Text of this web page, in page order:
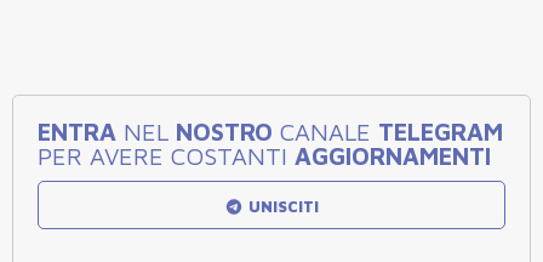
ENTRA NEL NOSTRO CANALE TELEGRAM
PER AVERE COSTANTI AGGIORNAMENTI
UNISCITI